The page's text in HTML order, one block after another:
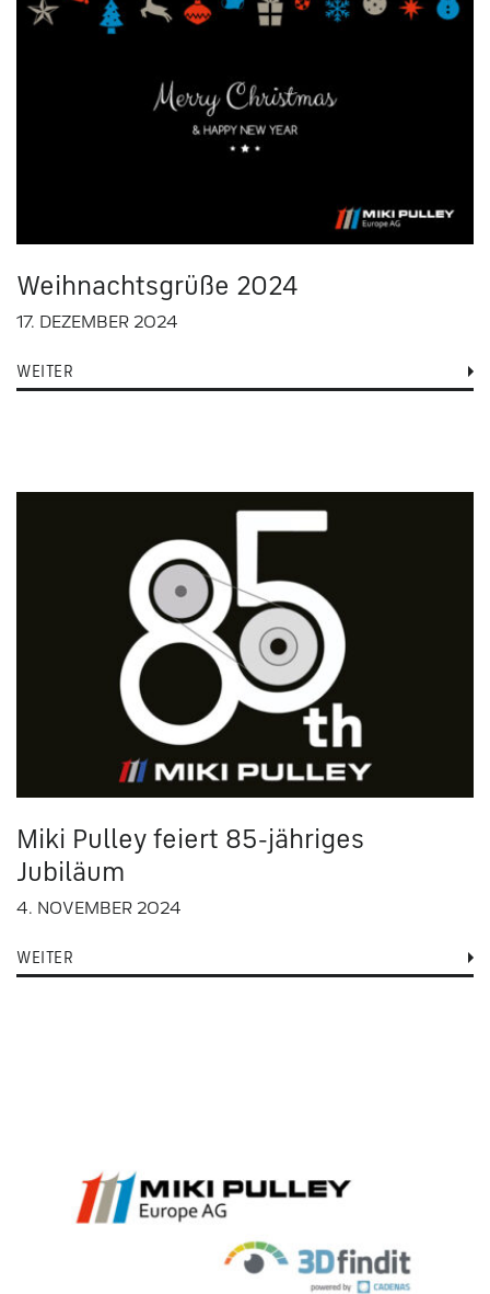
Weihnachtsgrüße 2024
17. DEZEMBER 2024
WEITER
Miki Pulley feiert 85-jähriges
Jubiläum
4. NOVEMBER 2024
WEITER